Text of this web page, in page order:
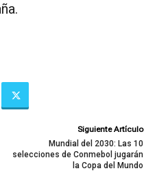
Siguiente Artículo
Mundial del 2030: Las 10
selecciones de Conmebol jugarán
la Copa del Mundo